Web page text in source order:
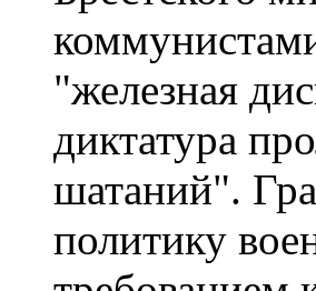
"железная
диктатура
шатаний".
политику